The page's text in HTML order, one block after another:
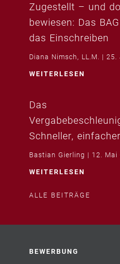
Zugestellt – und
bewiesen: Das
das Einschreiben
Diana Nimsch, LL.M. 25.
WEITERLESEN
Das
Schneller,
Bastian Gierling 12. Mai
WEITERLESEN
ALLE BEITRÄGE
BEWERBUNG